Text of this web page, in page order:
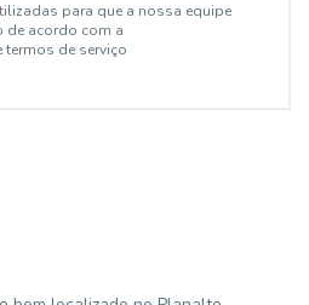
para que a nossa equipe
de acordo com a
de serviço